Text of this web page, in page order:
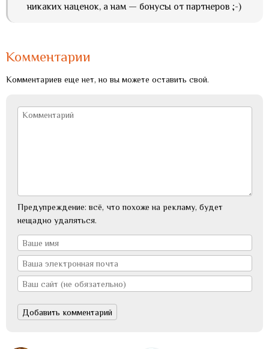
никаких наценок, а нам — бонусы от партнеров ;-)
Комментарии
Комментариев еще нет, но вы можете оставить свой.
Предупреждение: всё, что похоже на рекламу, будет
нещадно удаляться.